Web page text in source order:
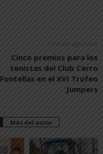
Artículo siguiente
Cinco premios para los
tenistas del Club Cerro
Fontellas en el XVI Trofeo
Jumpers
Más del autor